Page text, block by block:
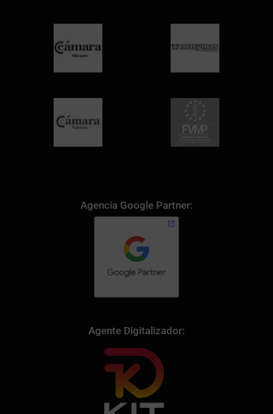
Agencia Google Partner:
Agente Digitalizador: